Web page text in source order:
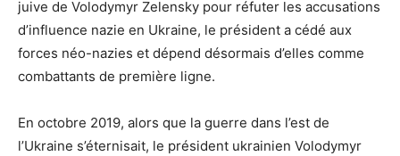
juive de Volodymyr Zelensky pour réfuter les accusations
d’influence nazie en Ukraine, le président a cédé aux
forces néo-nazies et dépend désormais d’elles comme
combattants de première ligne.
En octobre 2019, alors que la guerre dans l’est de
l’Ukraine s’éternisait, le président ukrainien Volodymyr